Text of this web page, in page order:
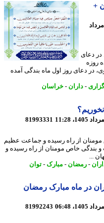
روز اول ماه بندگی آمده
- داران - خراسان
81993331
از راه رسیده و جماعت عظیم
خاص مومنان از راه رسیده و
- رمضان-مبارک- توان
در ماه مبارک رمضان
81992243